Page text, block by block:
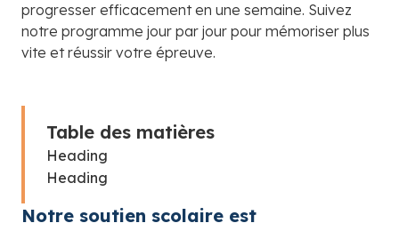
progresser efficacement en une semaine. Suivez
notre programme jour par jour pour mémoriser plus
vite et réussir votre épreuve.
Table des matières
Heading
Heading
Notre soutien scolaire est